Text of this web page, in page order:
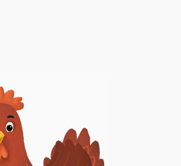
make a raspberry cake!"